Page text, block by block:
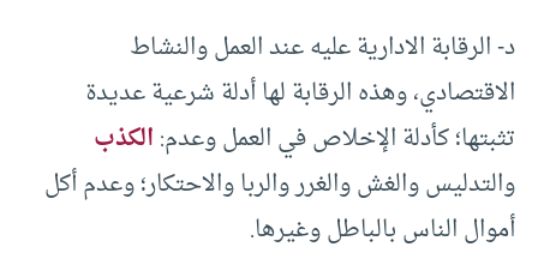
د- الرقابة الادارية عليه عند العمل والنشاط
الاقتصادي، وهذه الرقابة لها أدلة شرعية عديدة
تثبتها؛ كأدلة الإخلاص في العمل وعدم:الكذب
والتدليس والغش والغرر والربا والاحتكار؛ وعدم أكل
أموال الناس بالباطل وغيرها.